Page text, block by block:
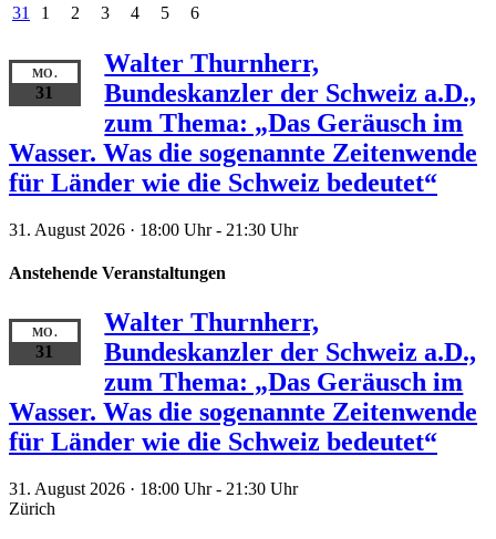
31 1 2 3 4 5 6
MO.
31
Walter Thurnherr,
Bundeskanzler der Schweiz a.D.,
zum Thema: „Das Geräusch im
Wasser. Was die sogenannte Zeitenwende
für Länder wie die Schweiz bedeutet“
31. August 2026 · 18:00 Uhr- 21:30 Uhr
Anstehende Veranstaltungen
MO.
31
Walter Thurnherr,
Bundeskanzler der Schweiz a.D.,
zum Thema: „Das Geräusch im
Wasser. Was die sogenannte Zeitenwende
für Länder wie die Schweiz bedeutet“
31. August 2026 · 18:00 Uhr- 21:30 Uhr
Zürich